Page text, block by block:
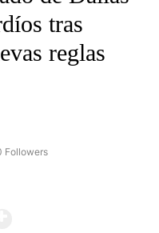
tras
reglas
"CNN NEWSOURCE" TO RECEIVE
Followers